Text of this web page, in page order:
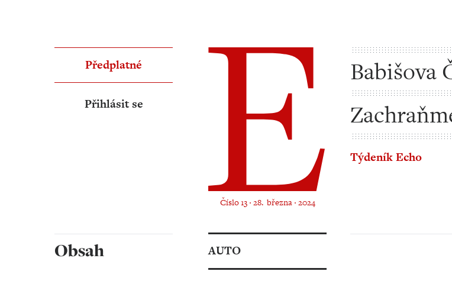
Číslo 13 ‧ 28. března ‧ 2024
Babišova
Týdeník Echo
Předplatné
Přihlásit se
Obsah AUTO